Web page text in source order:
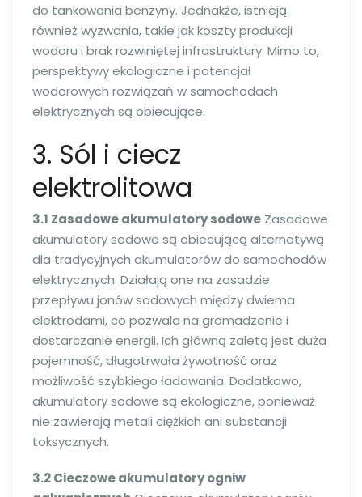
do tankowania benzyny. Jednakże, istnieją
również wyzwania, takie jak koszty produkcji
wodoru i brak rozwiniętej infrastruktury. Mimo to,
perspektywy ekologiczne i potencjał
wodorowych rozwiązań w samochodach
elektrycznych są obiecujące.
3. Sól i ciecz
elektrolitowa
3.1 Zasadowe akumulatory sodowe Zasadowe
akumulatory sodowe są obiecującą alternatywą
dla tradycyjnych akumulatorów do samochodów
elektrycznych. Działają one na zasadzie
przepływu jonów sodowych między dwiema
elektrodami, co pozwala na gromadzenie i
dostarczanie energii. Ich główną zaletą jest duża
pojemność, długotrwała żywotność oraz
możliwość szybkiego ładowania. Dodatkowo,
akumulatory sodowe są ekologiczne, ponieważ
nie zawierają metali ciężkich ani substancji
toksycznych.
3.2 Cieczowe akumulatory ogniw